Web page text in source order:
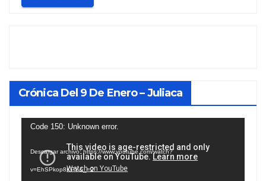
Crónica Del 9 De Enero – Juliaca
Reproductor
vídeo
Code 150: Unknown error.
Descargar archivo: https://www.youtube.com/watch?
v=EhSPkop8KPY&_=2